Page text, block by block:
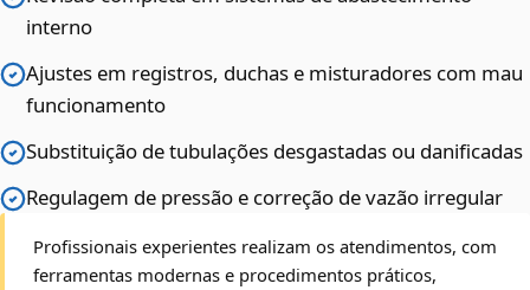
interno
Ajustes em registros, duchas e misturadores com mau
funcionamento
Substituição de tubulações desgastadas ou danificadas
Regulagem de pressão e correção de vazão irregular
Profissionais experientes realizam os atendimentos, com
ferramentas modernas e procedimentos práticos,